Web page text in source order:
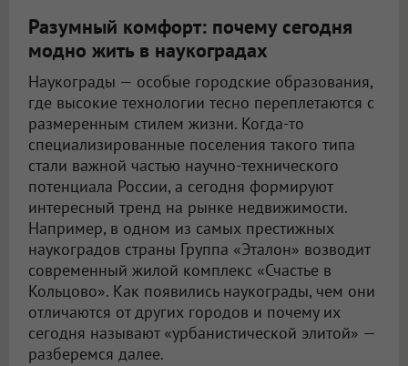
Разумный комфорт: почему сегодня
модно жить в наукоградах
Наукограды — особые городские образования,
где высокие технологии тесно переплетаются с
размеренным стилем жизни. Когда-то
специализированные поселения такого типа
стали важной частью научно-технического
потенциала России, а сегодня формируют
интересный тренд на рынке недвижимости.
Например, в одном из самых престижных
наукоградов страны Группа «Эталон» возводит
современный жилой комплекс «Счастье в
Кольцово». Как появились наукограды, чем они
отличаются от других городов и почему их
сегодня называют «урбанистической элитой» —
разберемся далее.